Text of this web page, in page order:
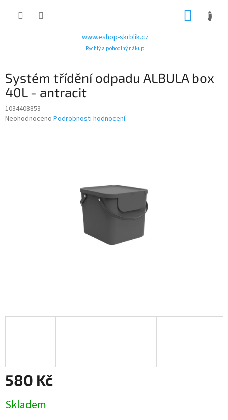
www.eshop-skrblik.cz
Rychlý a pohodlný nákup
Systém třídění odpadu ALBULA box
40L - antracit
1034408853
Průměrné
Neohodnoceno Podrobnosti hodnocení
580 Kč
cena:
Skladem